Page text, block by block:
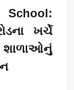
ખર્ચે
શાળાઓનું